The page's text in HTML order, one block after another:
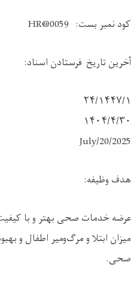
کود نمبر بست: HR@0059
آخرین تاریخ فرستادن اسناد:
١۴۴۷/۱/٢۴
۱۴۰۴/۴/۳۰
2025/July/20
هدف وظیفه:
عرضه خدمات صحی بهتر و با
میزان ابتلا و مرگ‌ومیر اطفال و
صحی.